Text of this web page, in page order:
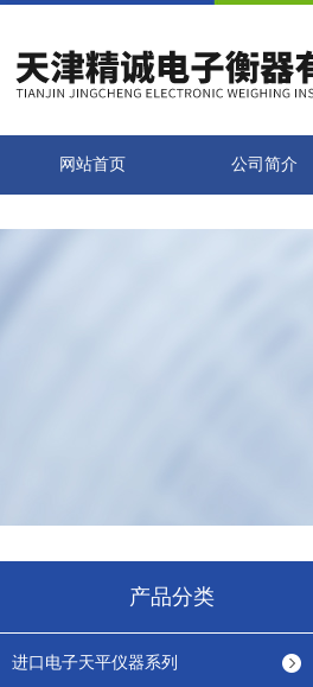
网站首页 公司简介
产品分类
进口电子天平仪器系列